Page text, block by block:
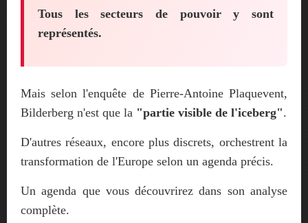
Tous les secteurs de pouvoir y sont
représentés.
Mais selon l'enquête de Pierre-Antoine Plaquevent,
Bilderberg n'est que la "partie visible de l'iceberg".
D'autres réseaux, encore plus discrets, orchestrent la
transformation de l'Europe selon un agenda précis.
Un agenda que vous découvrirez dans son analyse
complète.